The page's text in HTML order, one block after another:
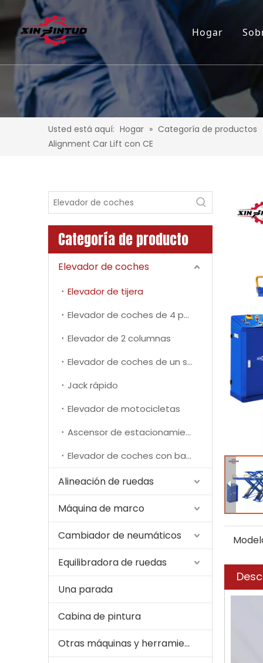
Hogar
Usted está aquí: Hogar » Categoría de productos
Alignment Car Lift con CE
Categoría de producto
Elevador de coches
Elevador de tijera
Elevador de coches de 4 postes
Elevador de 2 columnas
Elevador de coches de un solo poste
Jack rápido
Elevador de motocicletas
Ascensor de estacionamiento
Elevador de coches con batería de nueva energía
Alineación de ruedas
Máquina de marco
Cambiador de neumáticos
Equilibradora de ruedas
Una parada
Cabina de pintura
Otras máquinas y herramientas para automóviles